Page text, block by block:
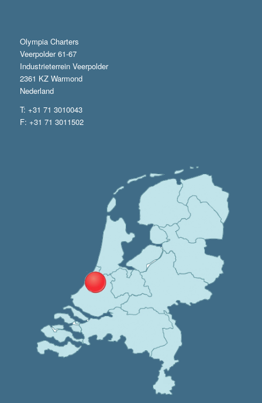
Olympia Charters
Veerpolder 61-67
Industrieterrein Veerpolder
2361 KZ Warmond
Nederland
T: +31 71 3010043
F: +31 71 3011502